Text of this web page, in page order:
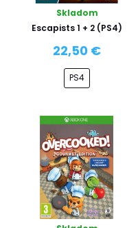
Skladom
Escapists 1 + 2 (PS4)
22,50 €
PS4